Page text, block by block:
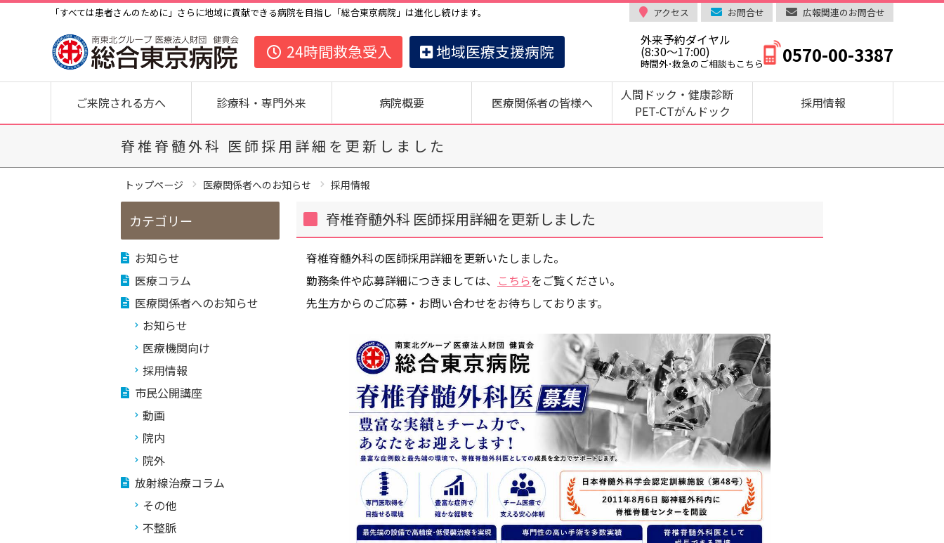
「すべては患者さんのために」さらに地域に貢献できる病院を目指し「総合東京病院」は進化し続けます。 アクセス お問合せ 広報関連のお問合せ
24時間救急受入 地域医療支援病院
外来予約ダイヤル
(8:30～17:00)
時間外･救急のご相談もこちら 0570-00-3387
ご来院される方へ 診療科・専門外来 病院概要 医療関係者の皆様へ
人間ドック・健康診断
PET-CTがんドック
採用情報
脊椎脊髄外科 医師採用詳細を更新しました
トップページ 医療関係者へのお知らせ 採用情報
脊椎脊髄外科 医師採用詳細を更新しました
脊椎脊髄外科の医師採用詳細を更新いたしました。
勤務条件や応募詳細につきましては、 こちらをご覧ください。
先生方からのご応募・お問い合わせをお待ちしております。
カテゴリー
お知らせ
医療コラム
医療関係者へのお知らせ
お知らせ
医療機関向け
採用情報
市民公開講座
動画
院内
院外
放射線治療コラム
その他
不整脈